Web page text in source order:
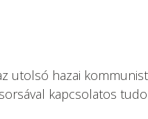
utolsó hazai
kapcsolatos